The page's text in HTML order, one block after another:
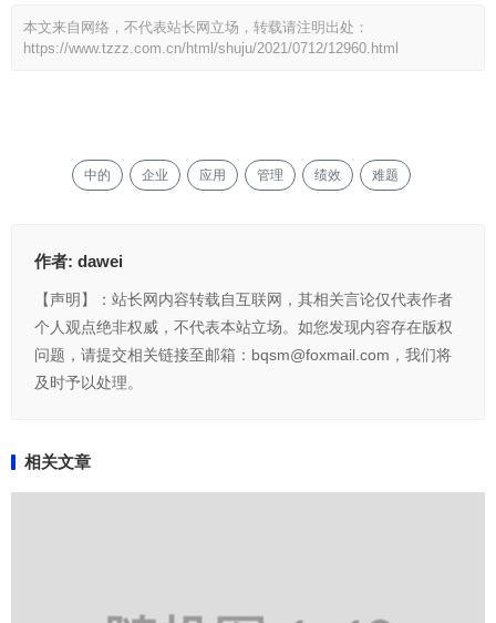
本文来自网络，不代表站长网立场，转载请注明出处：
https://www.tzzz.com.cn/html/shuju/2021/0712/12960.html
中的 企业 应用 管理 绩效 难题
作者: dawei
【声明】：站长网内容转载自互联网，其相关言论仅代表作者
个人观点绝非权威，不代表本站立场。如您发现内容存在版权
问题，请提交相关链接至邮箱：bqsm@foxmail.com，我们将
及时予以处理。
相关文章